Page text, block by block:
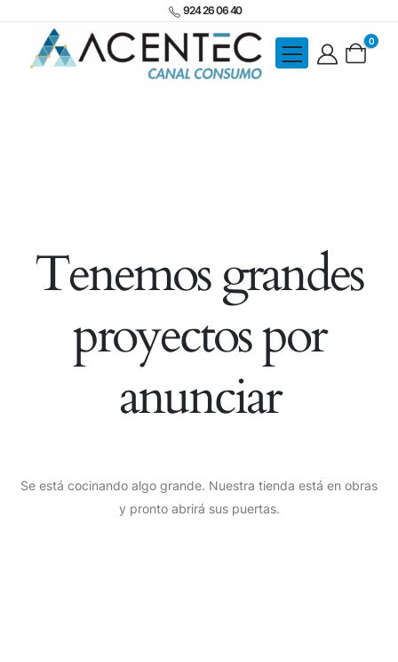
924 26 06 40
0
Tenemos grandes
proyectos por
anunciar
Se está cocinando algo grande. Nuestra tienda está en obras
y pronto abrirá sus puertas.